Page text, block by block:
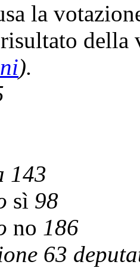
la
della
).
143
sì 98
no 186
63